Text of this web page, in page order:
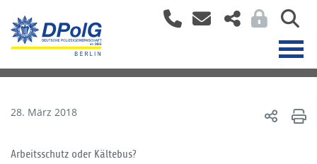
28. März 2018
Arbeitsschutz oder Kältebus?